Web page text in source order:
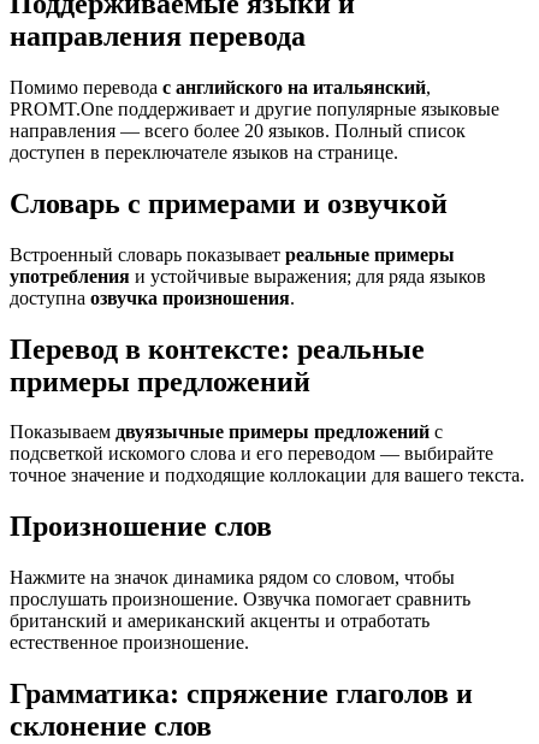
направления перевода
Помимо перевода с английского на итальянский,
PROMT.One поддерживает и другие популярные языковые
направления — всего более 20 языков. Полный список
доступен в переключателе языков на странице.
Словарь с примерами и озвучкой
Встроенный словарь показывает реальные примеры
употребления и устойчивые выражения; для ряда языков
доступна озвучка произношения.
Перевод в контексте: реальные
примеры предложений
Показываем двуязычные примеры предложений с
подсветкой искомого слова и его переводом — выбирайте
точное значение и подходящие коллокации для вашего текста.
Произношение слов
Нажмите на значок динамика рядом со словом, чтобы
прослушать произношение. Озвучка помогает сравнить
британский и американский акценты и отработать
естественное произношение.
Грамматика: спряжение глаголов и
склонение слов